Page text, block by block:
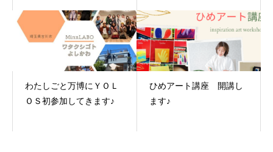
わたしごと万博にＹＯＬ
ＯＳ初参加してきます♪
ひめアート講座 開講し
ます♪